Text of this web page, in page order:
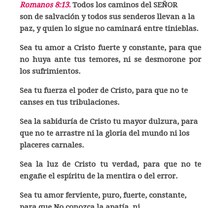
Romanos 8:13. Todos los caminos del SEÑOR
son de salvación y todos sus senderos llevan a la
paz, y quien lo sigue no caminará entre tinieblas.
Sea tu amor a Cristo fuerte y constante, para que
no huya ante tus temores, ni se desmorone por
los sufrimientos.
Sea tu fuerza el poder de Cristo, para que no te
canses en tus tribulaciones.
Sea la sabiduría de Cristo tu mayor dulzura, para
que no te arrastre ni la gloria del mundo ni los
placeres carnales.
Sea la luz de Cristo tu verdad, para que no te
engañe el espíritu de la mentira o del error.
Sea tu amor ferviente, puro, fuerte, constante,